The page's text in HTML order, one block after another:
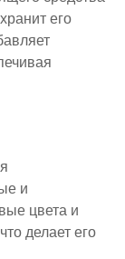
его
и
цвета и
делает его